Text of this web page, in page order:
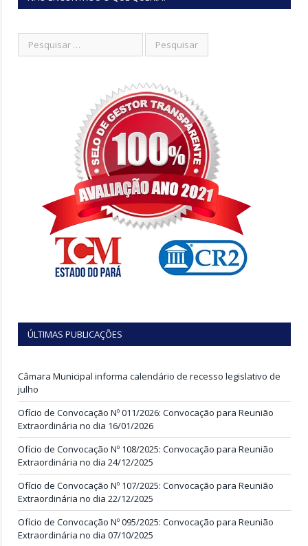
ÚLTIMAS PUBLICAÇÕES
Câmara Municipal informa calendário de recesso legislativo de
julho
Ofício de Convocação Nº 011/2026: Convocação para Reunião
Extraordinária no dia 16/01/2026
Ofício de Convocação Nº 108/2025: Convocação para Reunião
Extraordinária no dia 24/12/2025
Ofício de Convocação Nº 107/2025: Convocação para Reunião
Extraordinária no dia 22/12/2025
Ofício de Convocação Nº 095/2025: Convocação para Reunião
Extraordinária no dia 07/10/2025